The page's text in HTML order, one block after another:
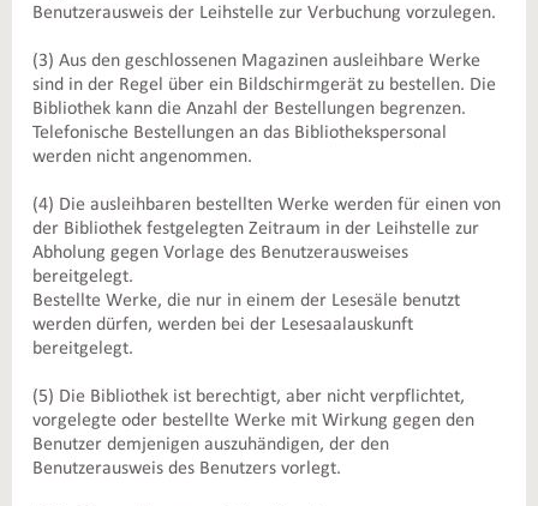
Benutzerausweis der Leihstelle zur Verbuchung vorzulegen.
(3) Aus den geschlossenen Magazinen ausleihbare Werke
sind in der Regel über ein Bildschirmgerät zu bestellen. Die
Bibliothek kann die Anzahl der Bestellungen begrenzen.
Telefonische Bestellungen an das Bibliothekspersonal
werden nicht angenommen.
(4) Die ausleihbaren bestellten Werke werden für einen von
der Bibliothek festgelegten Zeitraum in der Leihstelle zur
Abholung gegen Vorlage des Benutzerausweises
bereitgelegt.
Bestellte Werke, die nur in einem der Lesesäle benutzt
werden dürfen, werden bei der Lesesaalauskunft
bereitgelegt.
(5) Die Bibliothek ist berechtigt, aber nicht verpflichtet,
vorgelegte oder bestellte Werke mit Wirkung gegen den
Benutzer demjenigen auszuhändigen, der den
Benutzerausweis des Benutzers vorlegt.